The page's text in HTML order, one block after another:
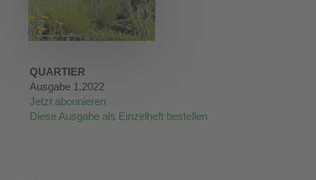
QUARTIER
Ausgabe 1.2022
Jetzt abonnieren
Diese Ausgabe als Einzelheft bestellen